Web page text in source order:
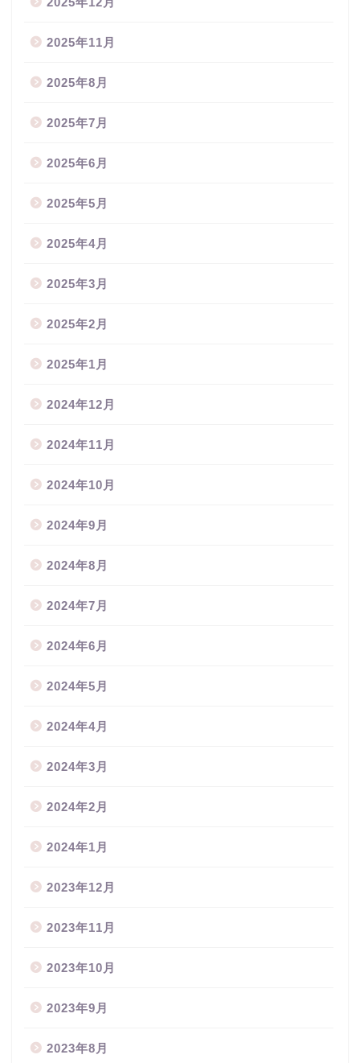
2025年11月
2025年8月
2025年7月
2025年6月
2025年5月
2025年4月
2025年3月
2025年2月
2025年1月
2024年12月
2024年11月
2024年10月
2024年9月
2024年8月
2024年7月
2024年6月
2024年5月
2024年4月
2024年3月
2024年2月
2024年1月
2023年12月
2023年11月
2023年10月
2023年9月
2023年8月